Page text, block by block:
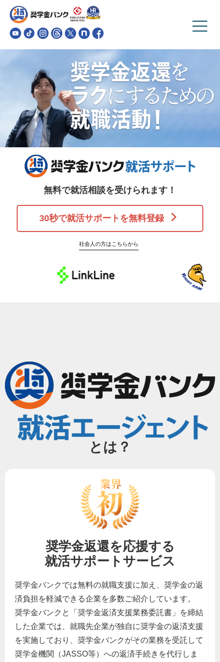
無料で就活相談を受けられます！
30秒で就活サポートを無料登録
社会人の方はこちらから
とは？
奨学金返還を応援する
就活サポートサービス
奨学金バンクでは無料の就職支援に加え、奨学金の返
済負担を軽減できる企業を多数ご紹介しています。
奨学金バンクと「奨学金返済支援業務委託書」を締結
した企業では、就職先企業が独自に奨学金の返済支援
を実施しており、奨学金バンクがその業務を受託して
奨学金機関（JASSO等）への返済手続きを代行しま